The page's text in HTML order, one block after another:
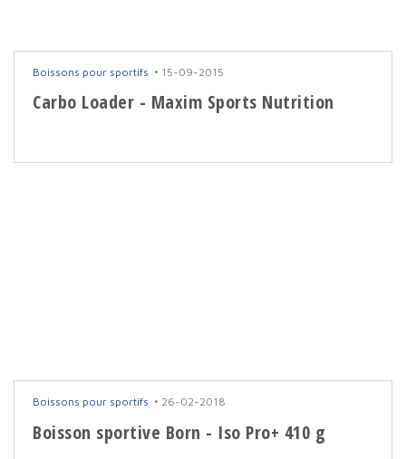
Boissons pour sportifs 15-09-2015
Carbo Loader - Maxim Sports Nutrition
Boissons pour sportifs 26-02-2018
Boisson sportive Born - Iso Pro+ 410 g